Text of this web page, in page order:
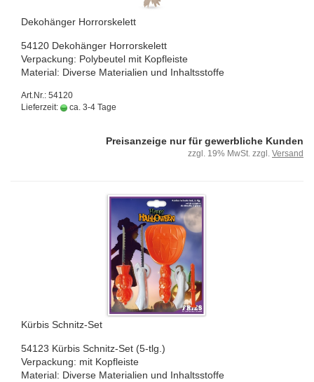
De­ko­hän­ger Hor­ror­ske­lett
54120 De­ko­hän­ger Hor­ror­ske­lett
Ver­pa­ckung: Po­ly­beu­tel mit Kopf­leis­te
Ma­te­ri­al: Di­ver­se Ma­te­ria­li­en und In­halts­stof­fe
Art.Nr.: 54120
Lieferzeit:
ca. 3-4 Tage
Preisanzeige nur für gewerbliche Kunden
zzgl. 19% MwSt. zzgl. Versand
Kür­bis Schnitz-​​Set
54123 Kür­bis Schnitz-​Set (5-tlg.)
Ver­pa­ckung: mit Kopf­leis­te
Ma­te­ri­al: Di­ver­se Ma­te­ria­li­en und In­halts­stof­fe